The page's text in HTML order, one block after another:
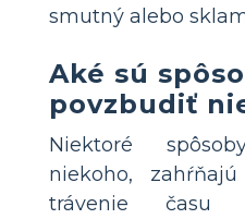
smutný alebo
Aké sú
povzbudiť
Niektoré
niekoho,
trávenie